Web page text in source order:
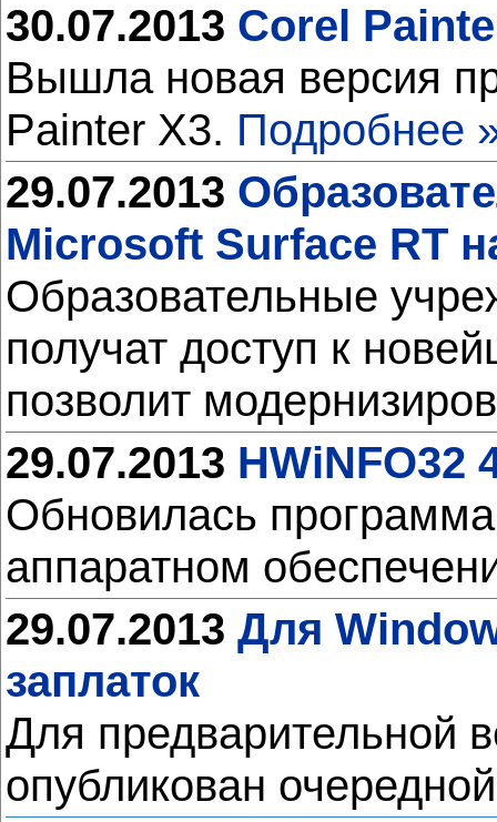
30.07.2013 Corel
Вышла новая версия
Painter X3. Подробнее
29.07.2013
Microsoft Surface RT
Образовательные
получат доступ к
позволит
29.07.2013
Обновилась
аппаратном
29.07.2013 Для
заплаток
Для предварительной
опубликован